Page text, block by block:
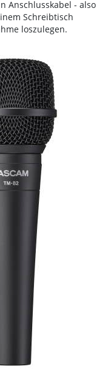
Anschlusskabel - also
Schreibtisch
loszulegen.